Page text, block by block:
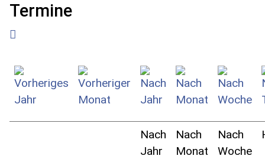
Termine
Nach
Jahr
Nach
Monat
Nach
Woche